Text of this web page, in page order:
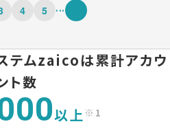
4 5 ...
テムzaicoは累計アカウ
ト数
以上 ※1